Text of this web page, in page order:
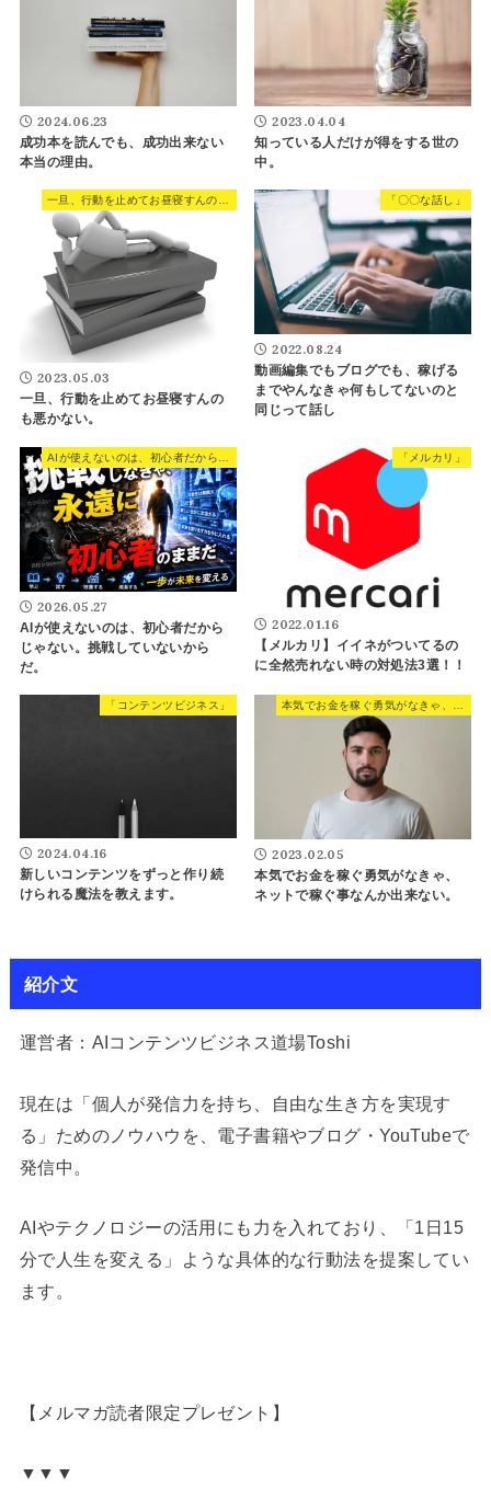
2024.06.23
成功本を読んでも、成功出来ない
本当の理由。
2023.04.04
知っている人だけが得をする世の
中。
2023.05.03
一旦、行動を止めてお昼寝すんの
も悪かない。
「〇〇な話し」
2022.08.24
動画編集でもブログでも、稼げる
までやんなきゃ何もしてないのと
同じって話し
2026.05.27
AIが使えないのは、初心者だから
じゃない。挑戦していないから
だ。
「メルカリ」
2022.01.16
【メルカリ】イイネがついてるの
に全然売れない時の対処法3選！！
「コンテンツビジネス」
2024.04.16
新しいコンテンツをずっと作り続
けられる魔法を教えます。
2023.02.05
本気でお金を稼ぐ勇気がなきゃ、
ネットで稼ぐ事なんか出来ない。
紹介文
運営者：AIコンテンツビジネス道場Toshi
現在は「個人が発信力を持ち、自由な生き方を実現す
る」ためのノウハウを、電子書籍やブログ・YouTubeで
発信中。
AIやテクノロジーの活用にも力を入れており、「1日15
分で人生を変える」ような具体的な行動法を提案してい
ます。
【メルマガ読者限定プレゼント】
▼▼▼